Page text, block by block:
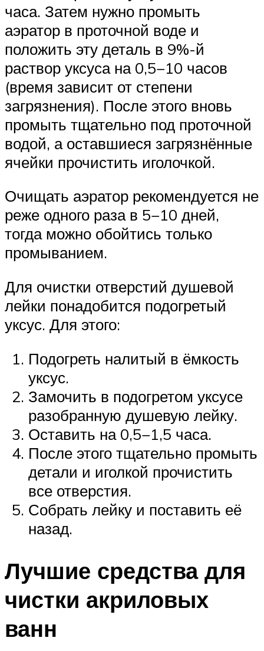
часа. Затем нужно промыть
аэратор в проточной воде и
положить эту деталь в 9%-й
раствор уксуса на 0,5−10 часов
(время зависит от степени
загрязнения). После этого вновь
промыть тщательно под проточной
водой, а оставшиеся загрязнённые
ячейки прочистить иголочкой.
Очищать аэратор рекомендуется не
реже одного раза в 5−10 дней,
тогда можно обойтись только
промыванием.
Для очистки отверстий душевой
лейки понадобится подогретый
уксус. Для этого:
Подогреть налитый в ёмкость
уксус.
Замочить в подогретом уксусе
разобранную душевую лейку.
Оставить на 0,5−1,5 часа.
После этого тщательно промыть
детали и иголкой прочистить
все отверстия.
Собрать лейку и поставить её
назад.
Лучшие средства для
чистки акриловых
ванн